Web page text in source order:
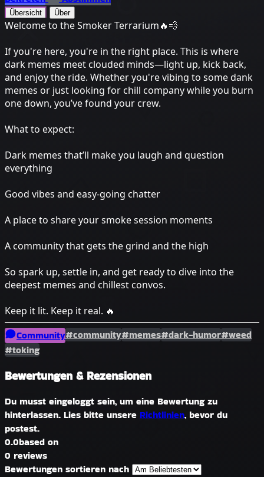
Übersicht Über
Welcome to the Smoker Terrarium🔥💨
If you're here, you're in the right place. This is where
dark memes meet clouded minds—light up, kick back,
and enjoy the ride. Whether you're vibing to some dank
memes or just looking for chill company while you burn
one down, you’ve found your crew.
What to expect:
Dark memes that’ll make you laugh and question
everything
Good vibes and easy-going chatter
A place to share your smoke session moments
A community that gets the grind and the high
So spark up, settle in, and get ready to dive into the
deepest memes and chillest convos.
Keep it lit. Keep it real. 🔥
Community#community#memes#dark-humor#weed
#toking
Bewertungen & Rezensionen
Du musst eingeloggt sein, um eine Bewertung zu
hinterlassen. Lies bitte unsere Richtlinien, bevor du
postest.
0.0based on
0 reviews
Bewertungen sortieren nach